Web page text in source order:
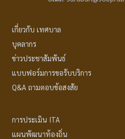
เกี่ยวกับ เทศบาล
บุคลากร
ข่าวประชาสัมพันธ์
แบบฟอร์มการขอรับบริการ
Q&A ถามตอบข้อสงสัย
การประเมิน ITA
แผนพัฒนาท้องถิ่น